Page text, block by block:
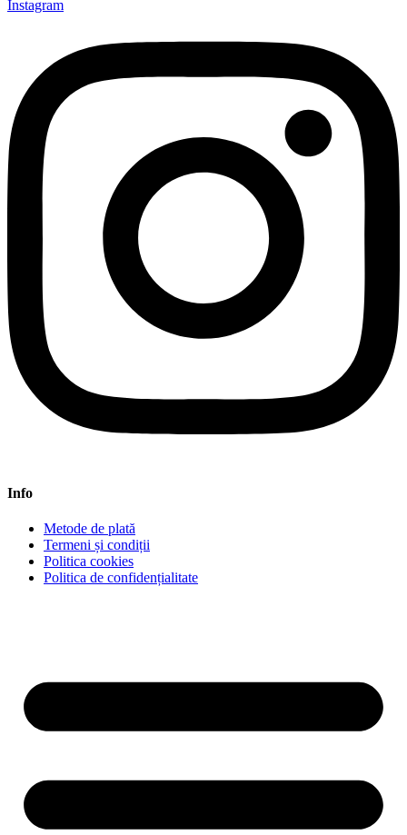
Instagram
Info
Metode de plată
Termeni și condiții
Politica cookies
Politica de confidențialitate